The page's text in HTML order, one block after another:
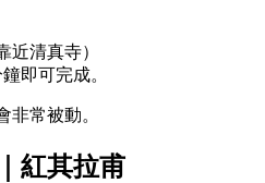
近清真寺）
即可完成。
非常被動。
紅其拉甫